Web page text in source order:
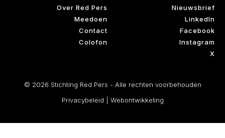
Over Red Pers
Meedoen
Contact
Colofon
Nieuwsbrief
LinkedIn
Facebook
Instagram
X
© 2026 Stichting Red Pers - Alle rechten voorbehouden
Privacybeleid
Webontwikkeling